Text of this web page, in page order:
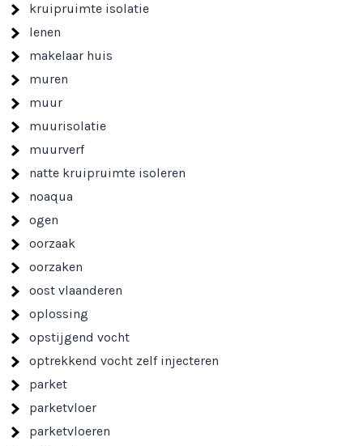
kruipruimte isolatie
lenen
makelaar huis
muren
muur
muurisolatie
muurverf
natte kruipruimte isoleren
noaqua
ogen
oorzaak
oorzaken
oost vlaanderen
oplossing
opstijgend vocht
optrekkend vocht zelf injecteren
parket
parketvloer
parketvloeren